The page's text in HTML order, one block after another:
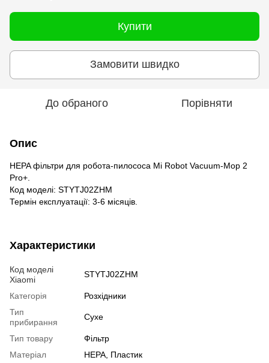
Купити
Замовити швидко
До обраного Порівняти
Опис
HEPA фільтри для робота-пилососа Mi Robot Vacuum-Mop 2
Pro+.
Код моделі: STYTJ02ZHM
Термін експлуатації: 3-6 місяців.
Характеристики
Код моделі
Xiaomi
STYTJ02ZHM
Категорія
Розхідники
Тип
прибирання
Сухе
Тип товару
Фільтр
Матеріал
HEPA, Пластик